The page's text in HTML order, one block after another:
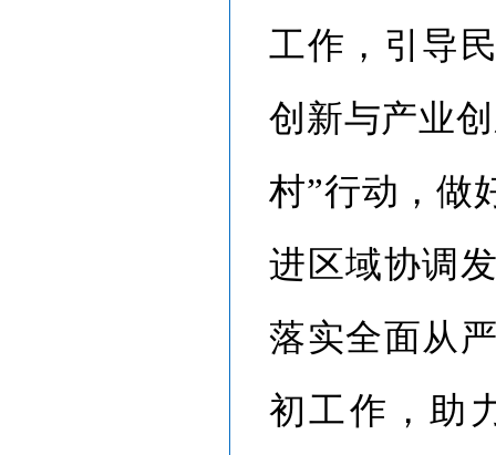
工作，引导
创新与产业
村”行动，做
进区域协调
落实全面从
初工作，助